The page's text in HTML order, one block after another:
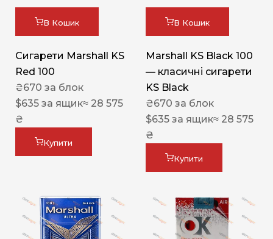
В Кошик
Сигарети Marshall KS
Red 100
₴670 за блок
$635 за ящик≈ 28 575
₴
Купити
В Кошик
Marshall KS Black 100
— класичні сигарети
KS Black
₴670 за блок
$635 за ящик≈ 28 575
₴
Купити